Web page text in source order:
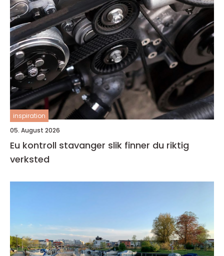
inspiration
05. August 2026
Eu kontroll stavanger slik finner du riktig
verksted